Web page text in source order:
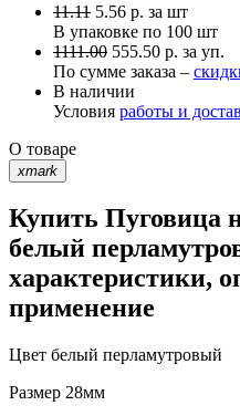
11.11 5.56 р. за шт
В упаковке по 100 шт
1111.00 555.50 р. за уп.
По сумме заказа –
В наличии
Условия работы и
О товаре
xmark
Купить Пуговица
белый
характеристики,
применение
Цвет белый перламутровый
Размер 28мм